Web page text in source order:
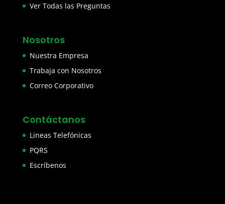
Ver Todas las Preguntas
Nosotros
Nuestra Empresa
Trabaja con Nosotros
Correo Corporativo
Contáctanos
Lineas Telefónicas
PQRS
Escríbenos